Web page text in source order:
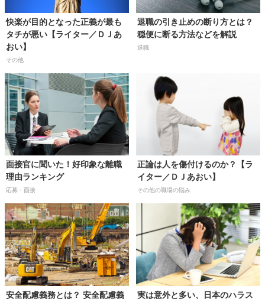
快楽が目的となった正義が最も
タチが悪い【ライター／ＤＪあ
おい】
その他
退職の引き止めの断り方とは？
穏便に断る方法などを解説
退職
面接官に聞いた！好印象な離職
理由ランキング
応募・面接
正論は人を傷付けるのか？【ラ
イター／ＤＪあおい】
その他の職場の悩み
安全配慮義務とは？ 安全配慮義
実は意外と多い、日本のハラス